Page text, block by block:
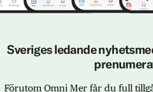
Sveriges ledande
Förutom Omni Mer får du full